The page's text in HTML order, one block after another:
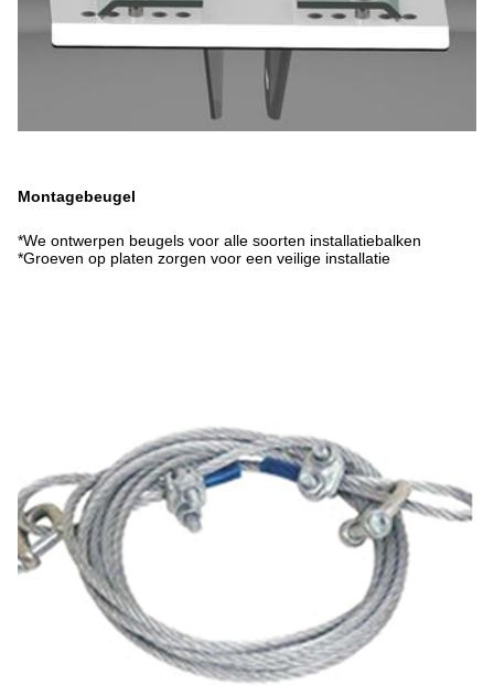
Montagebeugel
*We ontwerpen beugels voor alle soorten installatiebalken
*Groeven op platen zorgen voor een veilige installatie